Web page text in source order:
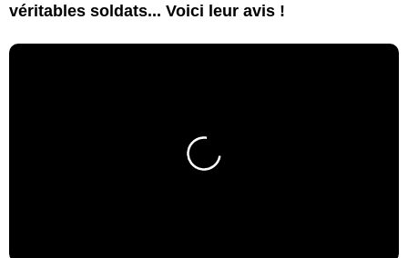
véritables soldats... Voici leur avis !